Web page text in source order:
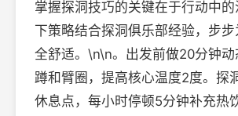
掌握探洞技巧的关键在于行动中
下策略结合探洞俱乐部经验，步
全舒适。\n\n。出发前做20分钟动
蹲和臂圈，提高核心温度2度。探
休息点，每小时停顿5分钟补充热